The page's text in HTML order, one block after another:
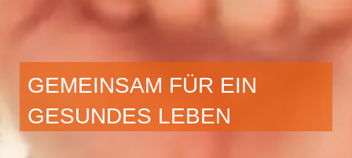
GEMEINSAM FÜR EIN
GESUNDES LEBEN